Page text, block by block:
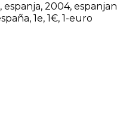
, espanja, 2004, espanjan
, 1e, 1€, 1-euro